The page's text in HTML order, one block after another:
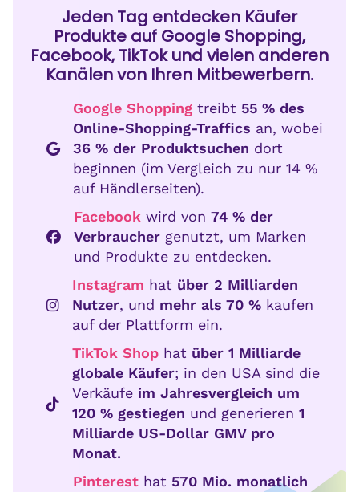
Jeden Tag entdecken Käufer
Produkte auf Google Shopping,
Facebook, TikTok und vielen anderen
Kanälen von Ihren Mitbewerbern.
Google Shopping treibt 55 % des
Online-Shopping-Traffics an, wobei
36 % der Produktsuchen dort
beginnen (im Vergleich zu nur 14 %
auf Händlerseiten).
Facebook wird von 74 % der
Verbraucher genutzt, um Marken
und Produkte zu entdecken.
Instagram hat über 2 Milliarden
Nutzer, und mehr als 70 % kaufen
auf der Plattform ein.
TikTok Shop hat über 1 Milliarde
globale Käufer; in den USA sind die
Verkäufe im Jahresvergleich um
120 % gestiegen und generieren 1
Milliarde US-Dollar GMV pro
Monat.
Pinterest hat 570 Mio. monatlich